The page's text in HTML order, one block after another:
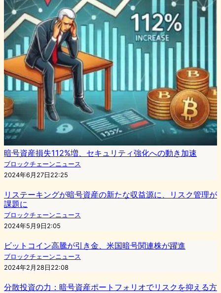
暗号資産損失112%増、セキュリティ強化への動き加速
ブロックチェーンニュース
2024年6月27日22:25
リステーキングが暗号資産の新たな収益源に、リスク管理が
課題に
ブロックチェーンニュース
2024年5月9日2:05
ビットコイン高騰が引き金、米国暗号関連株が躍進
ブロックチェーンニュース
2024年2月28日22:08
分散投資の力：暗号資産ポートフォリオでリスクを抑える方